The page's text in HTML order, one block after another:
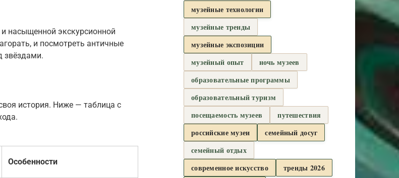
насыщенной экскурсионной
и посмотреть античные
звёздами.
история. Ниже — таблица с
Особенности
музейные технологии
музейные тренды
музейные экспозиции
музейный опыт
ночь музеев
образовательные программы
образовательный туризм
посещаемость музеев
путешествия
российские музеи
семейный досуг
семейный отдых
современное искусство
тренды 2026